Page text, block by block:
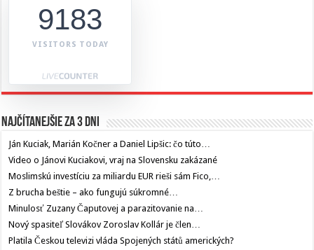
9183
VISITORS TODAY
Najčítanejšie za 3 dni
Ján Kuciak, Marián Kočner a Daniel Lipšic: čo túto…
Video o Jánovi Kuciakovi, vraj na Slovensku zakázané
Moslimskú investíciu za miliardu EUR rieši sám Fico,…
Z brucha beštie – ako fungujú súkromné…
Minulosť Zuzany Čaputovej a parazitovanie na…
Nový spasiteľ Slovákov Zoroslav Kollár je člen…
Platila Českou televizi vláda Spojených států amerických?